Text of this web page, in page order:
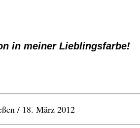
in meiner Lieblingsfarbe!
/ 18. März 2012